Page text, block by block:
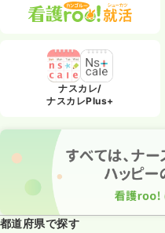
ナスカレ/
ナスカレPlus+
都道府県で探す